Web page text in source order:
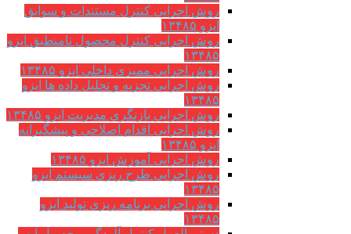
روش اجرایی کنترل مستندات و سوابق
ایزو ۱۳۴۸۵
روش اجرایی کنترل محصول نامنطبق ایزو
۱۳۴۸۵
روش اجرایی ممیزی داخلی ایزو ۱۳۴۸۵
روش اجرایی تجزیه و تحلیل داده ها ایزو
۱۳۴۸۵
روش اجرایی بازنگری مدیریت ایزو ۱۳۴۸۵
روش اجرایی اقدام اصلاحی و پیشگیرانه
ایزو ۱۳۴۸۵
روش اجرایی آموزش ایزو ۱۳۴۸۵
روش اجرایی طرح ریزی سیستم ایزو
۱۳۴۸۵
روش اجرایی برنامه ریزی تولید ایزو
۱۳۴۸۵